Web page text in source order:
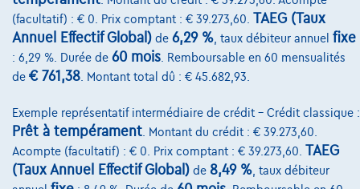
(facultatif) : € 0. Prix comptant : € 39.273,60. TAEG (Taux
Annuel Effectif Global) de 6,29 % , taux débiteur annuel fixe
: 6,29 %. Durée de 60 mois . Remboursable en 60 mensualités
de € 761,38 . Montant total dû : € 45.682,93.
Exemple représentatif intermédiaire de crédit – Crédit classique :
Prêt à tempérament . Montant du crédit : € 39.273,60.
Acompte (facultatif) : € 0. Prix comptant : € 39.273,60. TAEG
(Taux Annuel Effectif Global) de 8,49 % , taux débiteur